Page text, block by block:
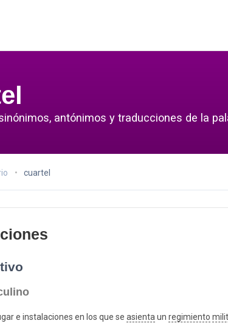
antónimos y traducciones de la
cuartel
e instalaciones en los que se asientaun regimiento